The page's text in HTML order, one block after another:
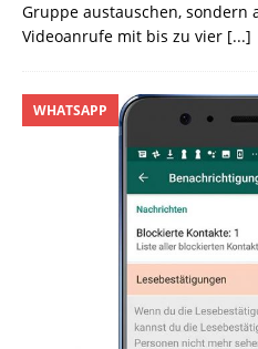
Gruppe austauschen, sondern
Videoanrufe mit bis zu vier [...]
WHATSAPP